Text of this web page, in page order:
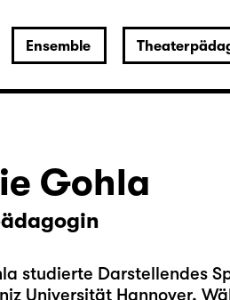
Ensemble
Gohla
studierte Darstellendes
Universität Hannover.